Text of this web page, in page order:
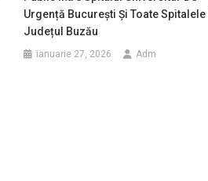
Urgență București Și Toate Spitalele
Județul Buzău
ianuarie 27, 2026 Adm